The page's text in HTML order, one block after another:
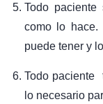
Todo
como lo hace.
puede tener y
Todo paciente
lo necesario